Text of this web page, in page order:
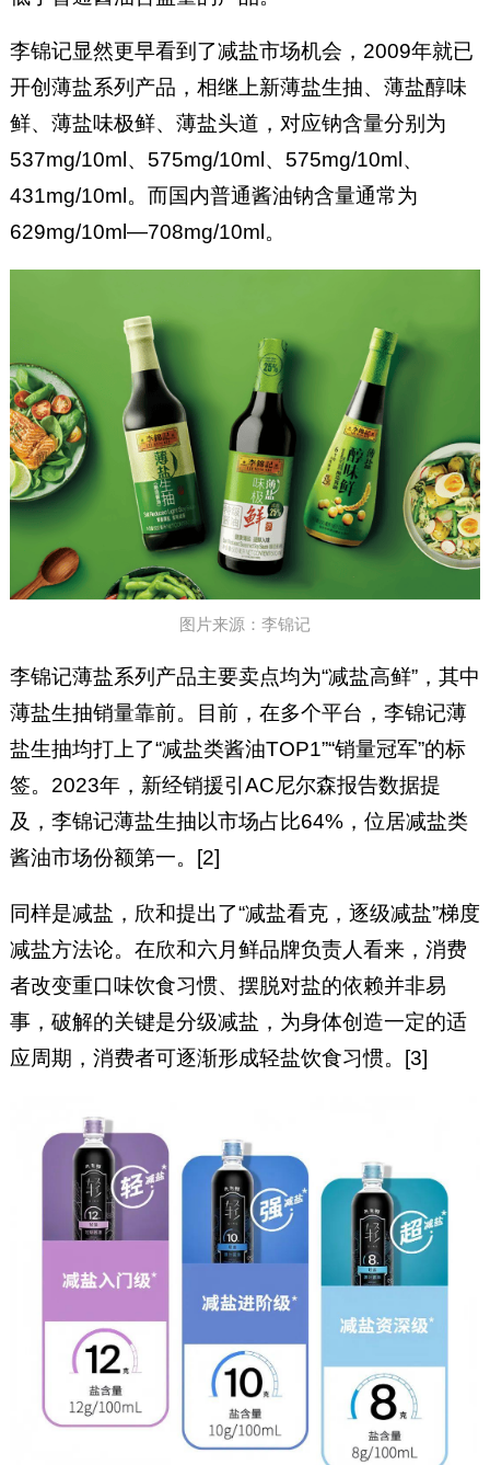
李锦记显然更早看到了减盐市场机会，2009年就已
开创薄盐系列产品，相继上新薄盐生抽、薄盐醇味
鲜、薄盐味极鲜、薄盐头道，对应钠含量分别为
537mg/10ml、575mg/10ml、575mg/10ml、
431mg/10ml。而国内普通酱油钠含量通常为
629mg/10ml—708mg/10ml。
图片来源：李锦记
李锦记薄盐系列产品主要卖点均为“减盐高鲜”，其中
薄盐生抽销量靠前。目前，在多个平台，李锦记薄
盐生抽均打上了“减盐类酱油TOP1”“销量冠军”的标
签。2023年，新经销援引AC尼尔森报告数据提
及，李锦记薄盐生抽以市场占比64%，位居减盐类
酱油市场份额第一。[2]
同样是减盐，欣和提出了“减盐看克，逐级减盐”梯度
减盐方法论。在欣和六月鲜品牌负责人看来，消费
者改变重口味饮食习惯、摆脱对盐的依赖并非易
事，破解的关键是分级减盐，为身体创造一定的适
应周期，消费者可逐渐形成轻盐饮食习惯。[3]